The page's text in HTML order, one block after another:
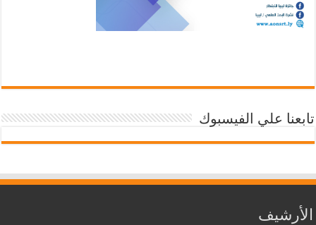
تابعنا علي الفيسبوك
الأرشيف